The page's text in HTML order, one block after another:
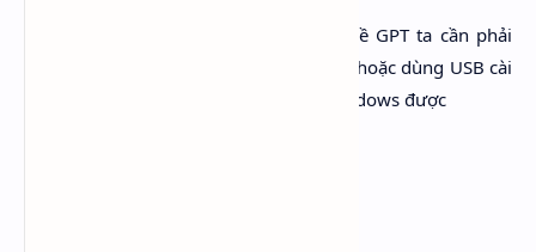
Nhược: Sau khi chuyển từ MBR về GPT ta cần phải
dùng USB Recovery của Windows hoặc dùng USB cài
đặt để fix boot mới có thể vào Windows được